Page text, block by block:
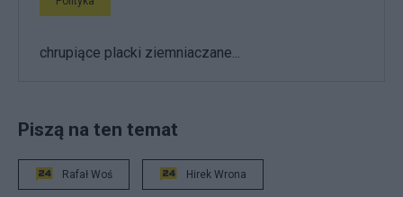
chrupiące placki ziemniaczane...
Piszą na ten temat
Rafał Woś Hirek Wrona